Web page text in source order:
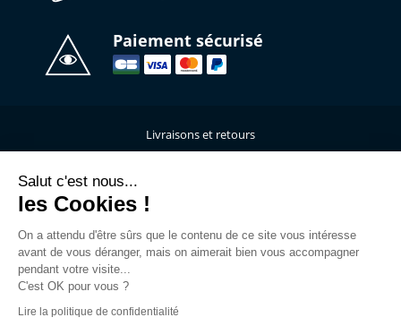
Paiement sécurisé
Livraisons et retours
Qui sommes-nous ?
C.G.V
Guide des tailles
Salut c'est nous...
les Cookies !
On a attendu d'être sûrs que le contenu de ce site vous intéresse
avant de vous déranger, mais on aimerait bien vous accompagner
pendant votre visite...
C'est OK pour vous ?
Lire la politique de confidentialité